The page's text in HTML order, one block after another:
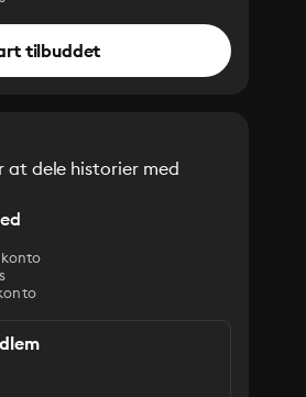
tilbuddet
at dele historier med